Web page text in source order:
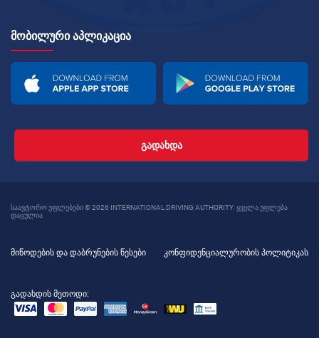
ᲛᲝᲑᲘᲚᲣᲠᲘ ᲐᲞᲚᲘᲙᲐᲪᲘᲐ
ᲒᲐᲓᲐᲮᲓᲐ
საავტორო უფლებები © 2026 INTERNATIONAL DRIVING AUTHORITY. ყველა უფლება
დაცულია
მიწოდების და დაბრუნების წესები კონფიდენციალურობის პოლიტიკას
გადახდის მეთოდი: